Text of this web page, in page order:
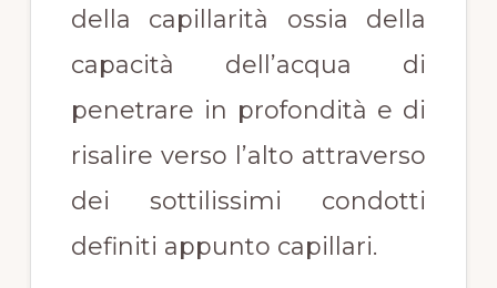
della capillarità ossia della
capacità dell’acqua di
penetrare in profondità e di
risalire verso l’alto attraverso
dei sottilissimi condotti
definiti appunto capillari.